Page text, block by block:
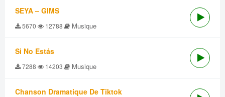
SEYA – GIMS
5670 12788 Musique
Si No Estás
7288 14203 Musique
Chanson Dramatique De Tiktok